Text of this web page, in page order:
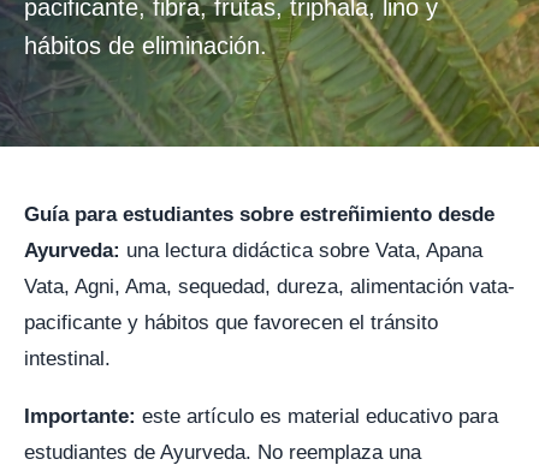
pacificante, fibra, frutas, triphala, lino y
hábitos de eliminación.
Guía para estudiantes sobre estreñimiento desde
Ayurveda: una lectura didáctica sobre Vata, Apana
Vata, Agni, Ama, sequedad, dureza, alimentación vata-
pacificante y hábitos que favorecen el tránsito
intestinal.
Importante: este artículo es material educativo para
estudiantes de Ayurveda. No reemplaza una